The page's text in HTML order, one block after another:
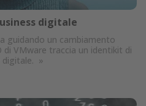
digitale
guidando un cambiamento
VMware traccia un identikit di
»